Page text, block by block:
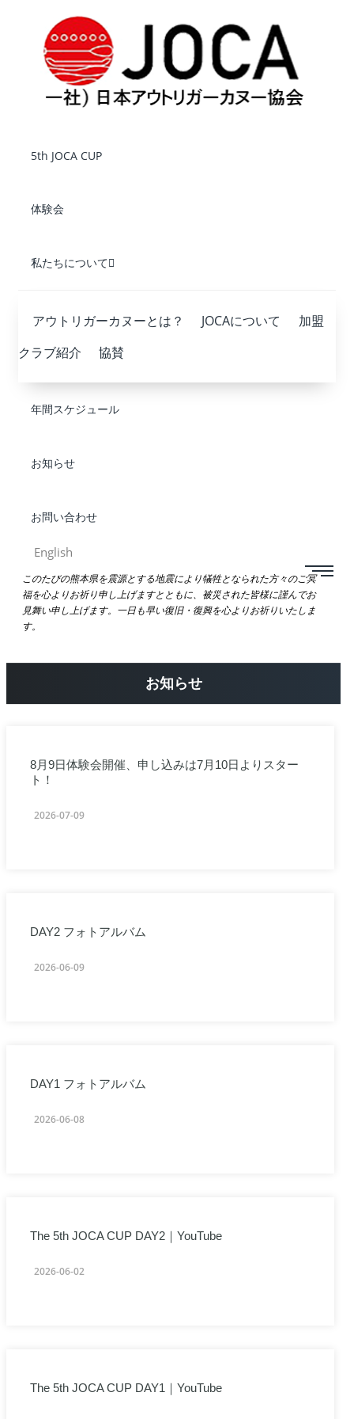
5th JOCA CUP
体験会
私たちについて
アウトリガーカヌーとは？ JOCAについて
加盟
クラブ紹介
協賛
年間スケジュール
お知らせ
お問い合わせ
English
このたびの熊本県を震源とする地震により犠牲となられた方々のご冥
福を心よりお祈り申し上げますとともに、被災された皆様に謹んでお
見舞い申し上げます。一日も早い復旧・復興を心よりお祈りいたしま
す。
お知らせ
8月9日体験会開催、申し込みは7月10日よりスター
ト！
2026-07-09
DAY2 フォトアルバム
2026-06-09
DAY1 フォトアルバム
2026-06-08
The 5th JOCA CUP DAY2｜YouTube
2026-06-02
The 5th JOCA CUP DAY1｜YouTube